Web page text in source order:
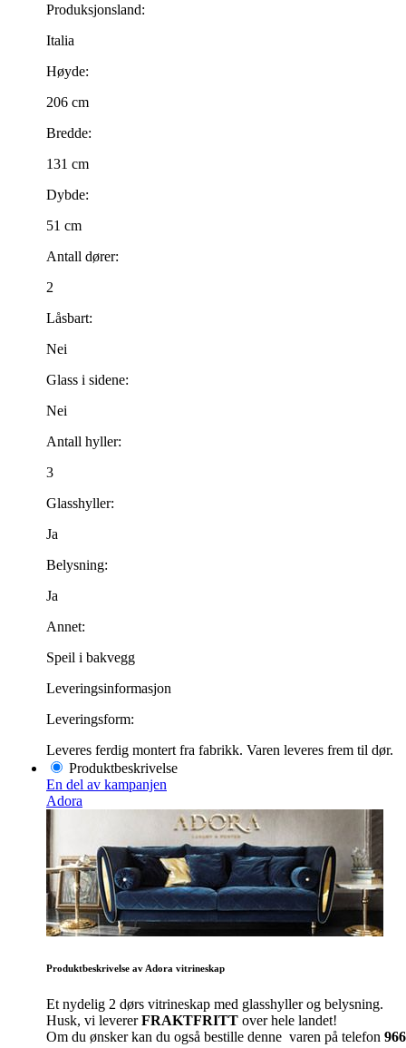
Produksjonsland:
Italia
Høyde:
206 cm
Bredde:
131 cm
Dybde:
51 cm
Antall dører:
2
Låsbart:
Nei
Glass i sidene:
Nei
Antall hyller:
3
Glasshyller:
Ja
Belysning:
Ja
Annet:
Speil i bakvegg
Leveringsinformasjon
Leveringsform:
Leveres ferdig montert fra fabrikk. Varen leveres frem til dør.
Produktbeskrivelse
En del av kampanjen
Adora
Produktbeskrivelse av Adora vitrineskap
Et nydelig 2 dørs vitrineskap med glasshyller og belysning.
Husk, vi levererFRAKTFRITT over hele landet!
Om du ønsker kan du også bestille denne varen på telefon